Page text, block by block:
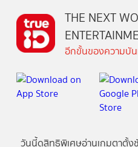
THE NEXT
อีกขั้นของความบัน
วันนี้ดูสิทธิพิเศษอ่านเกมตาตั้ง